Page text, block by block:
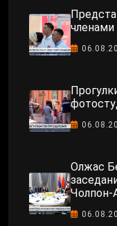
Олжас
Чолпон-